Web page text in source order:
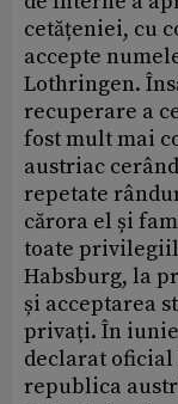
cetățeniei, cu
accepte
Lothringen.
recuperare a
fost mult mai
austriac
repetate
cărora el și
toate
Habsburg, la
și acceptarea
privați. În iunie
declarat
republica